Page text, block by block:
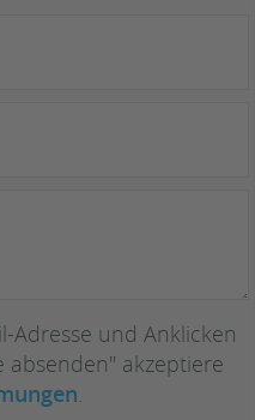
Adresse und Anklicken
absenden" akzeptiere
.